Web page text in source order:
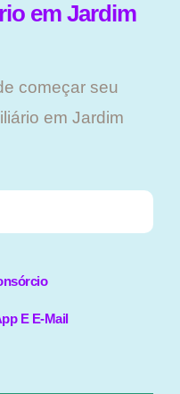
em Jardim
começar seu
em Jardim
E E-Mail